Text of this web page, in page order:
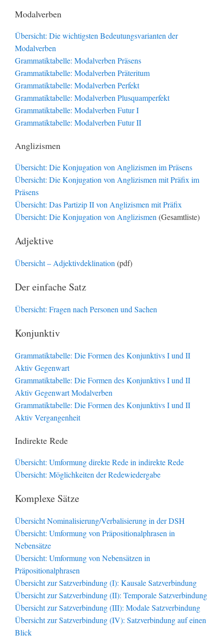
Modalverben
Übersicht: Die wichtigsten Bedeutungsvarianten der
Modalverben
Grammatiktabelle: Modalverben Präsens
Grammatiktabelle: Modalverben Präteritum
Grammatiktabelle: Modalverben Perfekt
Grammatiktabelle: Modalverben Plusquamperfekt
Grammatiktabelle: Modalverben Futur I
Grammatiktabelle: Modalverben Futur II
Anglizismen
Übersicht: Die Konjugation von Anglizismen im Präsens
Übersicht: Die Konjugation von Anglizismen mit Präfix im
Präsens
Übersicht: Das Partizip II von Anglizismen mit Präfix
Übersicht: Die Konjugation von Anglizismen (Gesamtliste)
Adjektive
Übersicht – Adjektivdeklination (pdf)
Der einfache Satz
Übersicht: Fragen nach Personen und Sachen
Konjunktiv
Grammatiktabelle: Die Formen des Konjunktivs I und II
Aktiv Gegenwart
Grammatiktabelle: Die Formen des Konjunktivs I und II
Aktiv Gegenwart Modalverben
Grammatiktabelle: Die Formen des Konjunktivs I und II
Aktiv Vergangenheit
Indirekte Rede
Übersicht: Umformung direkte Rede in indirekte Rede
Übersicht: Möglichkeiten der Redewiedergabe
Komplexe Sätze
Übersicht Nominalisierung/Verbalisierung in der DSH
Übersicht: Umformung von Präpositionalphrasen in
Nebensätze
Übersicht: Umformung von Nebensätzen in
Präpositionalphrasen
Übersicht zur Satzverbindung (I): Kausale Satzverbindung
Übersicht zur Satzverbindung (II): Temporale Satzverbindung
Übersicht zur Satzverbindung (III): Modale Satzverbindung
Übersicht zur Satzverbindung (IV): Satzverbindung auf einen
Blick